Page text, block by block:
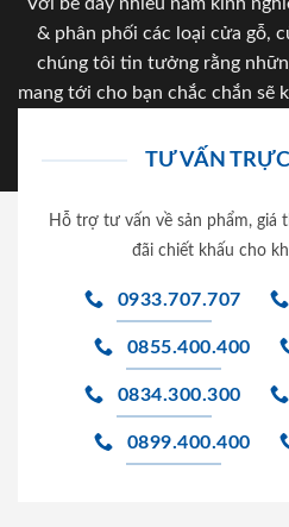
Với bề dày nhiều năm kinh
& phân phối các loại cửa gỗ,
chúng tôi tin tưởng rằng
mang tới cho bạn chắc chắn sẽ
TƯ VẤN
Hỗ trợ tư vấn về sản phẩm, giá
đãi chiết khấu cho
0933.707.707
0855.400.400
0834.300.300
0899.400.400